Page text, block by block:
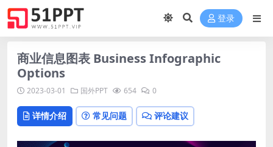
登录
商业信息图表 Business Infographic
Options
2023-03-01 国外PPT 654 0
详情介绍 常见问题 评论建议